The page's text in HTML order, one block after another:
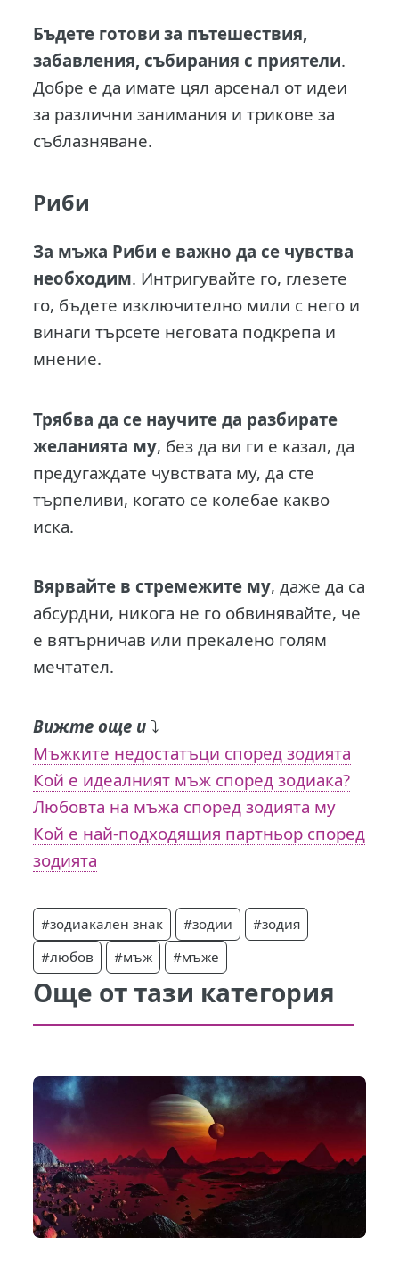
Бъдете готови за пътешествия,
забавления, събирания с приятели.
Добре е да имате цял арсенал от идеи
за различни занимания и трикове за
съблазняване.
Риби
За мъжа Риби е важно да се чувства
необходим. Интригувайте го, глезете
го, бъдете изключително мили с него и
винаги търсете неговата подкрепа и
мнение.
Трябва да се научите да разбирате
желанията му, без да ви ги е казал, да
предугаждате чувствата му, да сте
търпеливи, когато се колебае какво
иска.
Вярвайте в стремежите му, даже да са
абсурдни, никога не го обвинявайте, че
е вятърничав или прекалено голям
мечтател.
Вижте още и ⤵️
Мъжките недостатъци според зодията
Кой е идеалният мъж според зодиака?
Любовта на мъжа според зодията му
Кой е най-подходящия партньор според
зодията
#зодиакален знак #зодии
#зодия
#любов
#мъж #мъже
Още от тази категория